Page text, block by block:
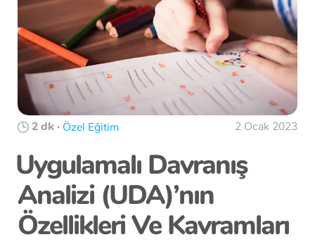
2 dk · Özel Eğitim 2 Ocak 2023
Uygulamalı Davranış
Analizi (UDA)’nın
Özellikleri Ve Kavramları